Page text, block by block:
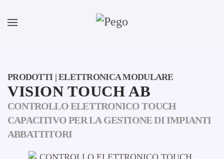
PRODOTTI | ELETTRONICA MODULARE
VISION TOUCH AB
CONTROLLO ELETTRONICO TOUCH
CAPACITIVO PER LA GESTIONE DI IMPIANTI
ABBATTITORI